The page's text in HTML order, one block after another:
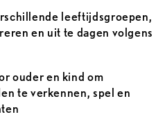
leeftijdsgroepen,
en uit te dagen volgens
ouder en kind om
te verkennen, spel en